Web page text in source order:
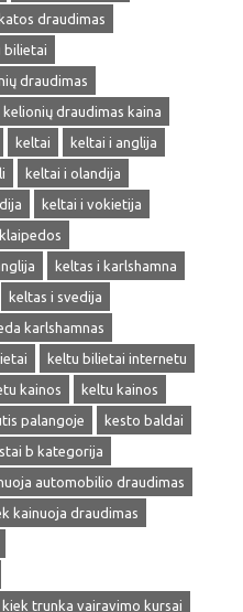
draudimas
bilietai
draudimas
kelionių draudimas kaina
keltai
keltai i anglija
keltai i olandija
keltai i vokietija
keltas i karlshamna
keltas i svedija
karlshamnas
keltu bilietai internetu
kainos
keltu kainos
palangoje
kesto baldai
b kategorija
automobilio draudimas
kainuoja draudimas
kiek trunka vairavimo kursai